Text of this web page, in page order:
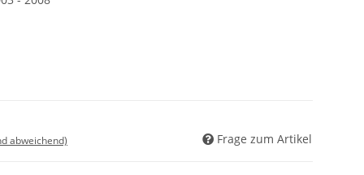
abweichend) Frage zum Artikel